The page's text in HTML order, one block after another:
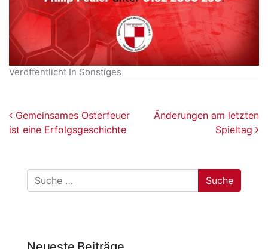
Veröffentlicht In Sonstiges
Beitragsnavigation
Gemeinsames Osterfeuer
ist eine Erfolgsgeschichte
Änderungen am letzten
Spieltag
Suche